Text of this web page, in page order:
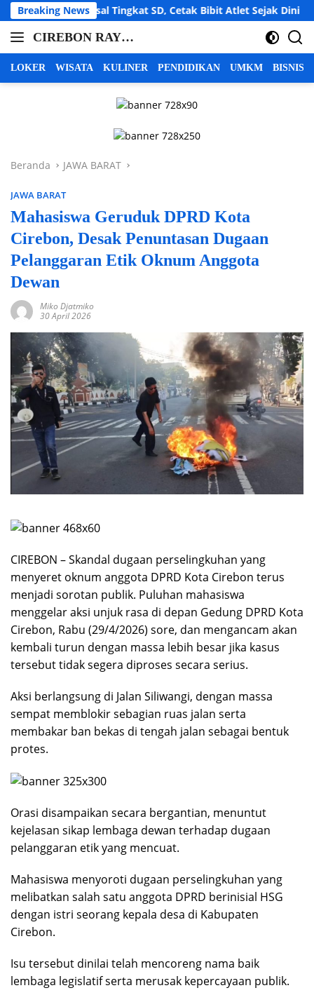
Langsung
ke
konten
Breaking News
Tingkat SD, Cetak Bibit Atlet Sejak Dini LBH
CIREBON RAYA |
INFO CIREBON
CIREBON RAYA |
KUNINGAN
cirebon
info
cirebon
majalengka
kuningan
LOKER WISATA KULINER PENDIDIKAN UMKM BISNIS
Beranda JAWA BARAT
JAWA BARAT
Mahasiswa Geruduk DPRD Kota
Cirebon, Desak Penuntasan Dugaan
Pelanggaran Etik Oknum Anggota
Dewan
Miko Djatmiko
30 April 2026
CIREBON – Skandal dugaan perselingkuhan yang
menyeret oknum anggota DPRD Kota Cirebon terus
menjadi sorotan publik. Puluhan mahasiswa
menggelar aksi unjuk rasa di depan Gedung DPRD Kota
Cirebon, Rabu (29/4/2026) sore, dan mengancam akan
kembali turun dengan massa lebih besar jika kasus
tersebut tidak segera diproses secara serius.
Aksi berlangsung di Jalan Siliwangi, dengan massa
sempat memblokir sebagian ruas jalan serta
membakar ban bekas di tengah jalan sebagai bentuk
protes.
Orasi disampaikan secara bergantian, menuntut
kejelasan sikap lembaga dewan terhadap dugaan
pelanggaran etik yang mencuat.
Mahasiswa menyoroti dugaan perselingkuhan yang
melibatkan salah satu anggota DPRD berinisial HSG
dengan istri seorang kepala desa di Kabupaten
Cirebon.
Isu tersebut dinilai telah mencoreng nama baik
lembaga legislatif serta merusak kepercayaan publik.